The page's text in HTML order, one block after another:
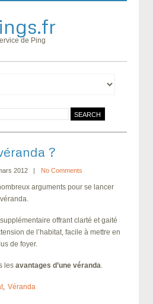
de Ping
?
2012 No Comments
arguments pour se lancer
offrant clarté et gaité
de l’habitat, facile à mettre en
de foyer.
les avantages d’une véranda.
Véranda